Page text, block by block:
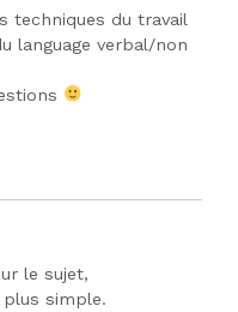
techniques du travail
language verbal/non
le sujet,
simple.